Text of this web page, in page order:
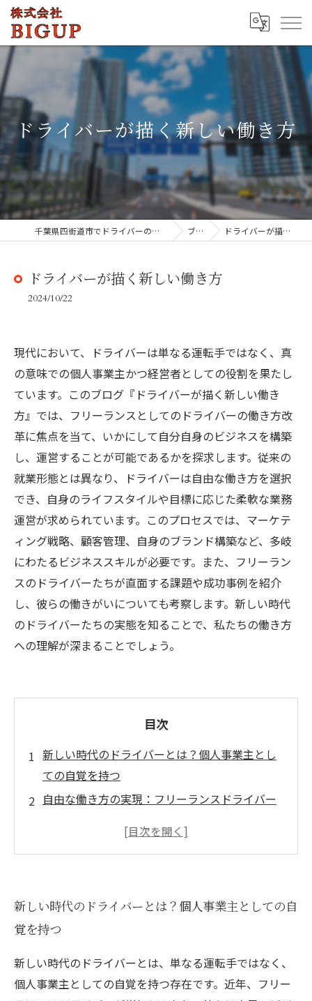
ドライバーが描く新しい働き方
千葉県四街道市でドライバーの求人なら株式会社BIGUP ブログ ドライバーが描く新しい働き方
ドライバーが描く新しい働き方
2024/10/22
現代において、ドライバーは単なる運転手ではなく、真
の意味での個人事業主かつ経営者としての役割を果たし
ています。このブログ『ドライバーが描く新しい働き
方』では、フリーランスとしてのドライバーの働き方改
革に焦点を当て、いかにして自分自身のビジネスを構築
し、運営することが可能であるかを探求します。従来の
就業形態とは異なり、ドライバーは自由な働き方を選択
でき、自身のライフスタイルや目標に応じた柔軟な業務
運営が求められています。このプロセスでは、マーケテ
ィング戦略、顧客管理、自身のブランド構築など、多岐
にわたるビジネススキルが必要です。また、フリーラン
スのドライバーたちが直面する課題や成功事例を紹介
し、彼らの働きがいについても考察します。新しい時代
のドライバーたちの実態を知ることで、私たちの働き方
への理解が深まることでしょう。
目次
新しい時代のドライバーとは？個人事業主とし
ての自覚を持つ
自由な働き方の実現：フリーランスドライバー
ライフスタイルに合わせた業務運営：成功の秘
ドを築く
フリーランスドライバーのリアル：課題と成功
事例
自分のビジネスを構築するためのヒントとノウ
新しい時代のドライバーとは？個人事業主としての自
覚を持つ
新しい時代のドライバーとは、単なる運転手ではなく、
個人事業主としての自覚を持つ存在です。近年、フリー